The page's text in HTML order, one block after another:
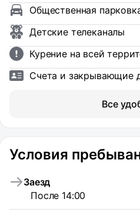
Общественная
Детские телеканалы
Курение на всей
Счета и закрывающие
Все
Условия
Заезд
После 14:00